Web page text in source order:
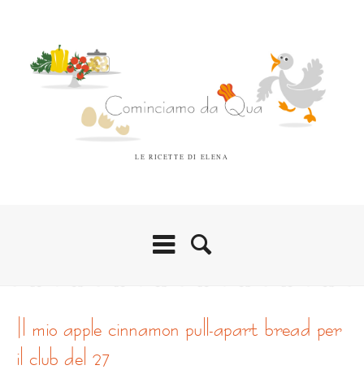
LE RICETTE DI ELENA
il mio apple cinnamon pull-apart bread per
il club del 27